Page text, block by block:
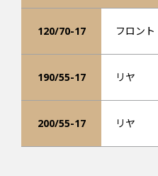
120/70-17 フロント
190/55-17 リヤ
200/55-17 リヤ